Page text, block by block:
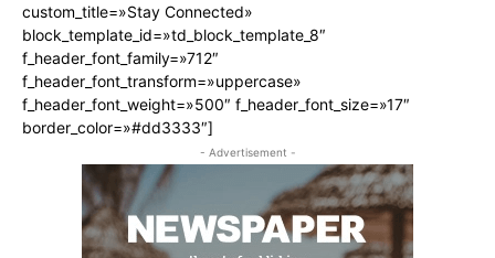
custom_title=»Stay Connected»
block_template_id=»td_block_template_8″
f_header_font_family=»712″
f_header_font_transform=»uppercase»
f_header_font_weight=»500″ f_header_font_size=»17″
border_color=»#dd3333″]
- Advertisement -